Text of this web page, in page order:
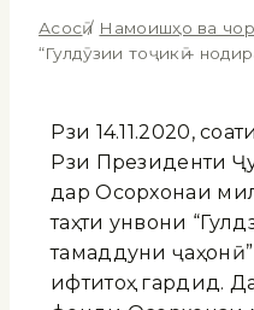
Асосӣ / Намоишҳо ва
“Гулдӯзии тоҷикӣ –
Рӯзи 14.11.2020,
Рӯзи Президенти
дар Осорхонаи
таҳти унвони
тамаддуни
ифтитоҳ гардид.